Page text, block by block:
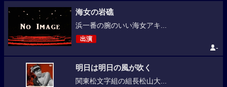
海女の岩礁
浜一番の腕のいい海女アキ...
出演
-
明日は明日の風が吹く
関東松文字組の組長松山大...